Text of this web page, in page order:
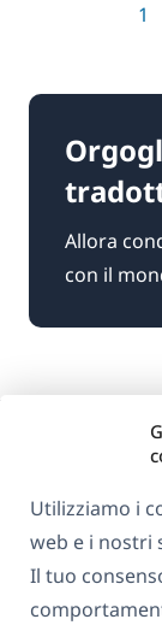
Utilizziamo i
web e i nostri
Il tuo
1
Allora
con il